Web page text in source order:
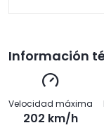
Información
Velocidad máxima
202 km/h